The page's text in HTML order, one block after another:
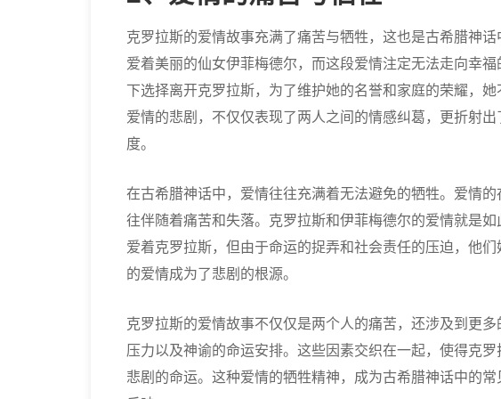
克罗拉斯的爱情故事充满了痛苦与牺牲，这也是古希腊神
爱着美丽的仙女伊菲梅德尔，而这段爱情注定无法走向幸
下选择离开克罗拉斯，为了维护她的名誉和家庭的荣耀，
爱情的悲剧，不仅仅表现了两人之间的情感纠葛，更折射
度。
在古希腊神话中，爱情往往充满着无法避免的牺牲。爱情
往伴随着痛苦和失落。克罗拉斯和伊菲梅德尔的爱情就是
爱着克罗拉斯，但由于命运的捉弄和社会责任的压迫，他
的爱情成为了悲剧的根源。
克罗拉斯的爱情故事不仅仅是两个人的痛苦，还涉及到更
压力以及神谕的命运安排。这些因素交织在一起，使得克
悲剧的命运。这种爱情的牺牲精神，成为古希腊神话中的